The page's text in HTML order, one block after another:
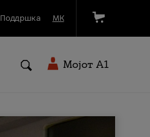
Поддршка МК
Мојот A1